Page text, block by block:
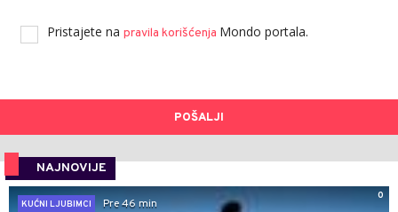
Pristajete na pravila korišćenja Mondo portala.
POŠALJI
NAJNOVIJE
0
KUĆNI LJUBIMCI
Pre 46 min